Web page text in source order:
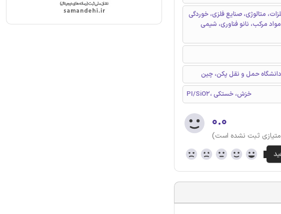
متالوژی، صنایع فلزی، خوردگی
مرکب، نانو فناوری، شیمی
حمل و نقل پکن، چین
PI/SiO2، خزش، خستکی
۰.۰
ثبت نشده است)